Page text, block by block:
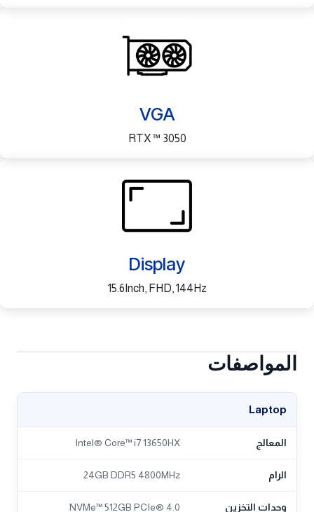
VGA
RTX ™ 3050
Display
15.6Inch, FHD, 144Hz
المواصفات
Laptop
المعالج Intel® Core™ i7 13650HX
الرام 24GB DDR5 4800MHz
وحدات التخزين NVMe™ 512GB PCIe® 4.0